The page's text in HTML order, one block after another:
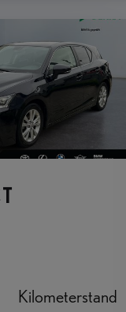
Kilometerstand